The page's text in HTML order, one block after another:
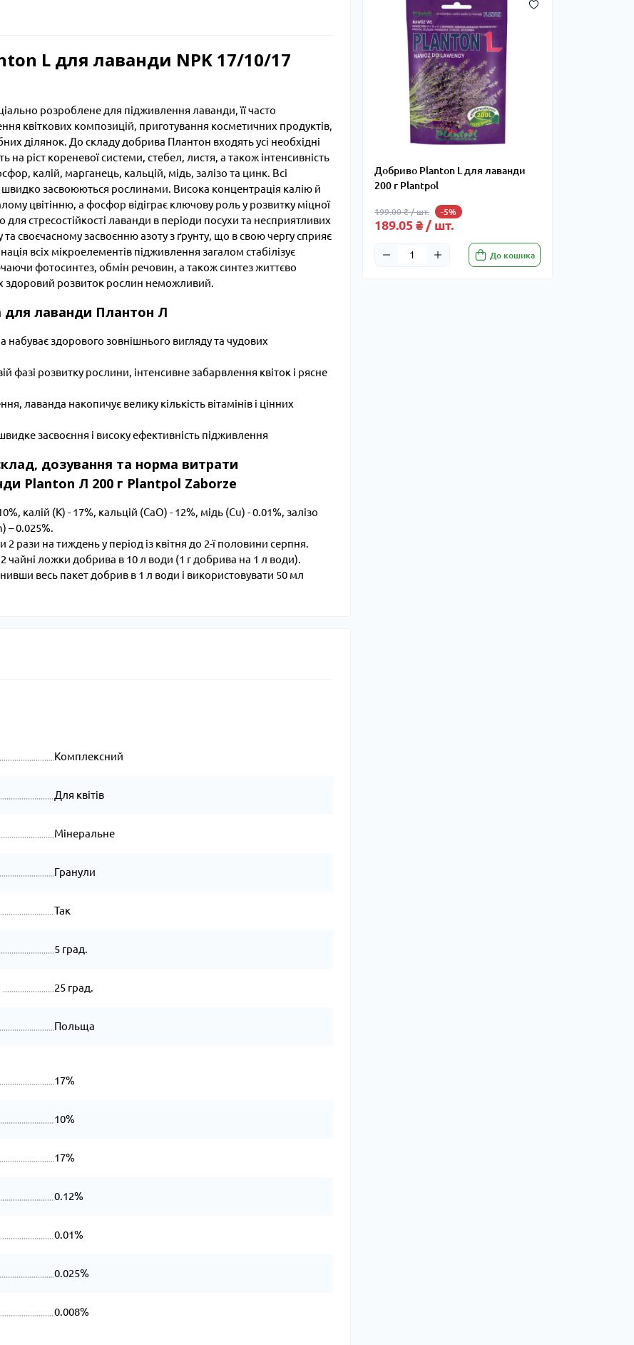
Добриво Planton L для лаванди
200 г Plantpol
199.00 ₴ / шт. -5%
189.05 ₴ / шт.
До кошика
L для лаванди NPK 17/10/17
розроблене для підживлення лаванди, її часто
квіткових композицій, приготування косметичних продуктів,
ділянок. До складу добрива Плантон входять усі необхідні
ріст кореневої системи, стебел, листя, а також інтенсивність
калій, марганець, кальцій, мідь, залізо та цинк. Всі
швидко засвоюються рослинами. Висока концентрація калію й
цвітінню, а фосфор відіграє ключову роль у розвитку міцної
стресостійкості лаванди в періоди посухи та несприятливих
своєчасному засвоєнню азоту з ґрунту, що в свою чергу сприяє
всіх мікроелементів підживлення загалом стабілізує
фотосинтез, обмін речовин, а також синтез життєво
здоровий розвиток рослин неможливий.
для лаванди Плантон Л
здорового зовнішнього вигляду та чудових
фазі розвитку рослини, інтенсивне забарвлення квіток і рясне
лаванда накопичує велику кількість вітамінів і цінних
засвоєння і високу ефективність підживлення
дозування та норма витрати
Planton Л 200 г Plantpol Zaborze
калій (К) - 17%, кальцій (СаО) - 12%, мідь (Cu) - 0.01%, залізо
– 0.025%.
рази на тиждень у період із квітня до 2-ї половини серпня.
чайні ложки добрива в 10 л води (1 г добрива на 1 л води).
весь пакет добрив в 1 л води і використовувати 50 мл
Комплексний
Для квітів
Мінеральне
Гранули
Так
5 град.
25 град.
Польща
17%
10%
17%
0.12%
0.01%
0.025%
0.008%